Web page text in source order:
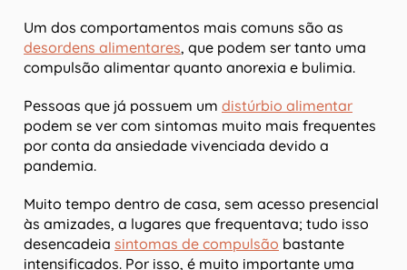
Um dos comportamentos mais comuns são as
desordens alimentares, que podem ser tanto uma
compulsão alimentar quanto anorexia e bulimia.
Pessoas que já possuem um distúrbio alimentar
podem se ver com sintomas muito mais frequentes
por conta da ansiedade vivenciada devido a
pandemia.
Muito tempo dentro de casa, sem acesso presencial
às amizades, a lugares que frequentava; tudo isso
desencadeia sintomas de compulsão bastante
intensificados. Por isso, é muito importante uma